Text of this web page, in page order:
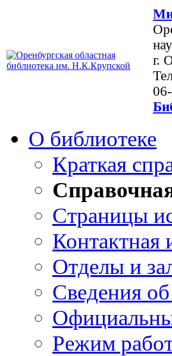
г.
О библиотеке
Краткая
Страницы
Отделы и
Сведения
Режим